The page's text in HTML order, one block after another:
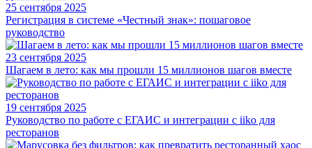
25 сентября 2025
Регистрация в системе «Честный знак»: пошаговое
руководство
23 сентября 2025
Шагаем в лето: как мы прошли 15 миллионов шагов вместе
19 сентября 2025
Руководство по работе с ЕГАИС и интеграции с iiko для
ресторанов